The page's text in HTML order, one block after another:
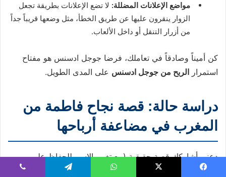
مواضع الإعلانات المضللة: لا تضع الإعلانات بطريقة تجعل
الزوار ينقرون عليها عن طريق الخطأ، مثل وضعها قريباً جداً
من أزرار التنقل أو داخل الألعاب.
كن أميناً وصادقاً في تعاملك، فرضا جوجل ادسنس هو مفتاح
استمرار الربح من جوجل ادسنس على المدى الطويل.
دراسة حالة: قصة نجاح فاطمة من
المغرب في مضاعفة أرباحها
دعني أشاركك قصة حقيقية (مع تغيير الاسم للحفاظ على
الخصوصية) لفاطمة، شابة مغربية بدأت مدونتها المتخصصة في